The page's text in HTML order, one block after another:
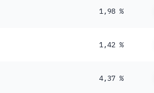
1,98 %
1,42 %
4,37 %